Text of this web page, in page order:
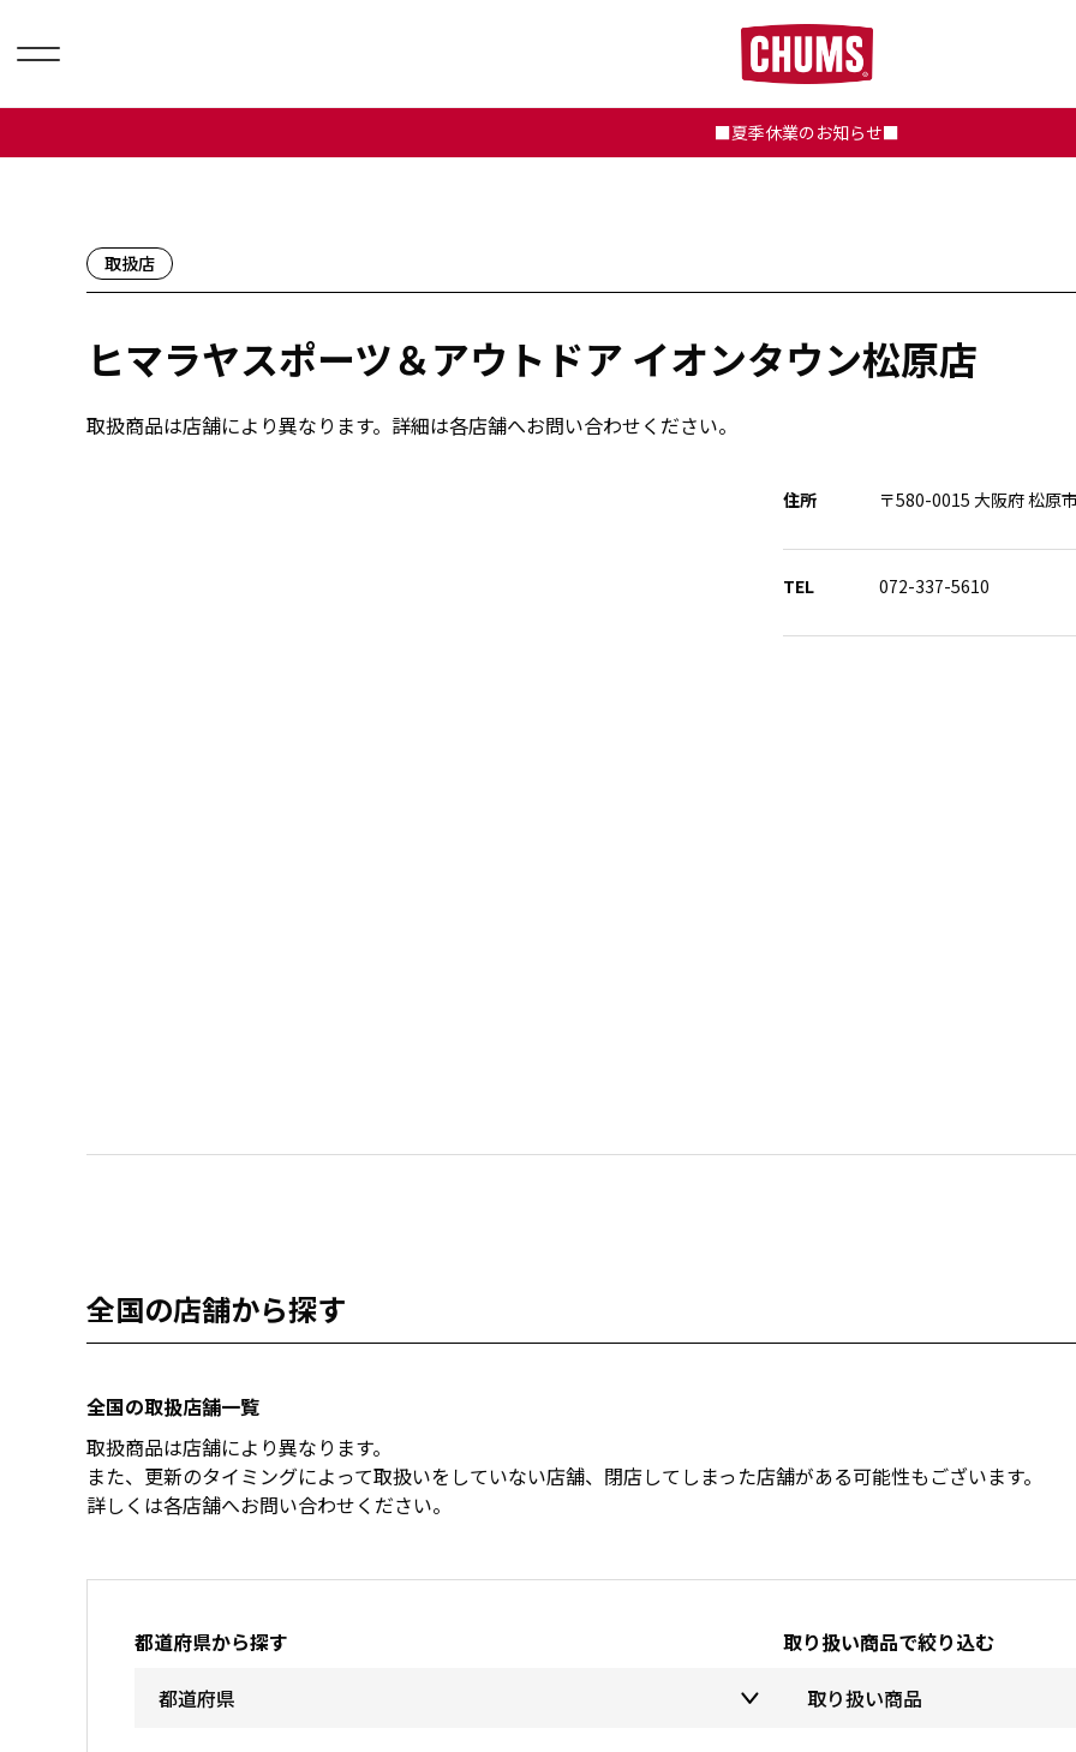
■夏季休業のお知らせ■
取扱店
ヒマラヤスポーツ＆アウトドア イオンタウン松原店
取扱商品は店舗により異なります。詳細は各店舗へお問い合わせください。
住所 〒580-0015 大阪府 松原
TEL 072-337-5610
全国の店舗から探す
全国の取扱店舗一覧
取扱商品は店舗により異なります。
また、更新のタイミングによって取扱いをしていない店舗、閉店してしまった店舗がある可能性もございます。
詳しくは各店舗へお問い合わせください。
都道府県から探す 取り扱い商品で絞り込む